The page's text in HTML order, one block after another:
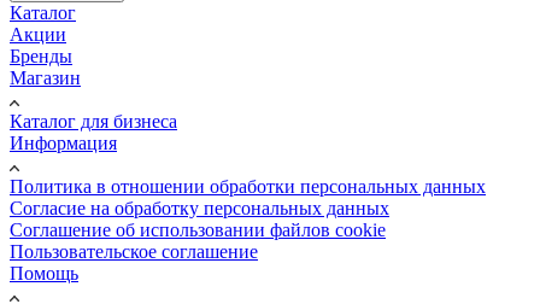
Каталог
Акции
Бренды
Магазин
Каталог для бизнеса
Информация
Политика в отношении обработки персональных данных
Cогласие на обработку персональных данных
Cоглашение об использовании файлов cookie
Пользовательское соглашение
Помощь